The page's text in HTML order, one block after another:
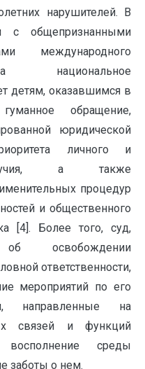
нарушителей. В
с общепризнанными
международного
национальное
детям, оказавшимся в
обращение,
юридической
личного и
а также
процедур
и общественного
[4]. Более того, суд,
освобождении
ответственности,
мероприятий по его
направленные на
связей и функций
среды
заботы о нем.